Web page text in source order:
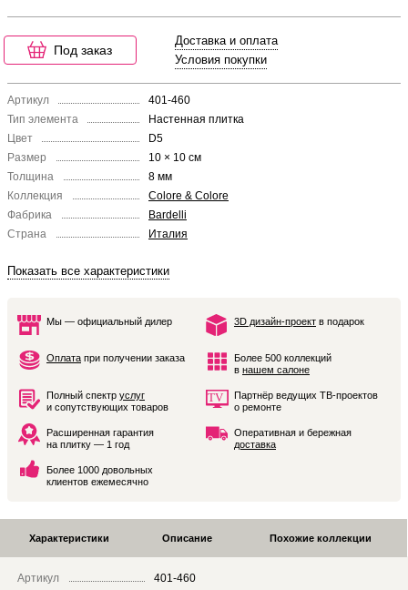
Под заказ
Доставка и оплата
Условия покупки
Артикул
401-460
Тип элемента
Настенная плитка
Цвет
D5
Размер
10 × 10 см
Толщина
8 мм
Коллекция
Colore & Colore
Фабрика
Bardelli
Страна
Италия
Показать все характеристики
Мы — официальный дилер 3D дизайн-проект в подарок
Оплата при получении заказа
Более 500 коллекций
в нашем салоне
Полный спектр услуг
и сопутствующих товаров
Партнёр ведущих ТВ-проектов
о ремонте
Расширенная гарантия
на плитку — 1 год
Оперативная и бережная
доставка
Более 1000 довольных
клиентов ежемесячно
Характеристики Описание Похожие коллекции
Артикул
401-460